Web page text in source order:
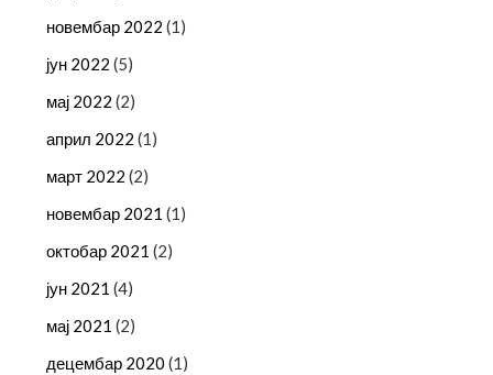
новембар 2022 (1)
јун 2022 (5)
мај 2022 (2)
април 2022 (1)
март 2022 (2)
новембар 2021 (1)
октобар 2021 (2)
јун 2021 (4)
мај 2021 (2)
децембар 2020 (1)